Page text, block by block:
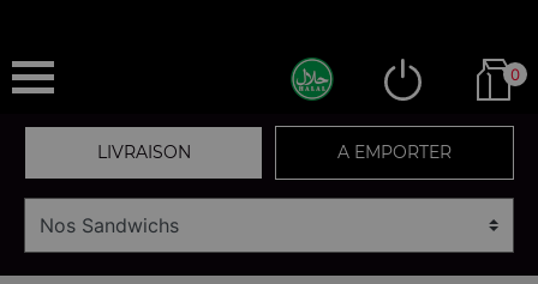
0
LIVRAISON A EMPORTER